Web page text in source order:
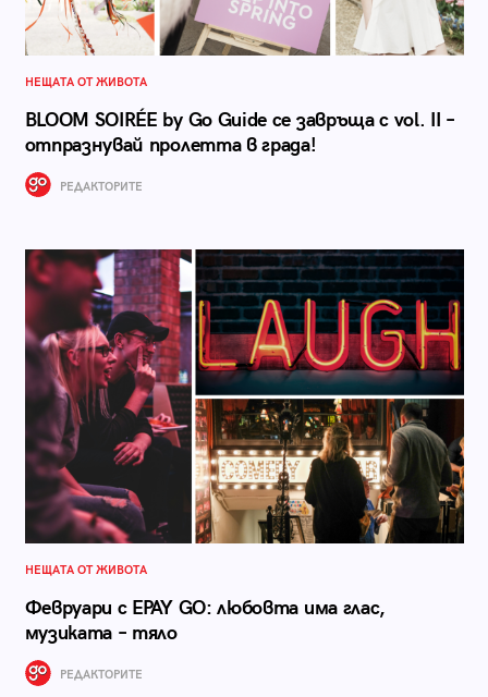
НЕЩАТА ОТ ЖИВОТА
BLOOM SOIRÉE by Go Guide се завръща с vol. II –
отпразнувай пролетта в града!
РЕДАКТОРИТЕ
НЕЩАТА ОТ ЖИВОТА
Февруари с EPAY GO: любовта има глас,
музиката – тяло
РЕДАКТОРИТЕ